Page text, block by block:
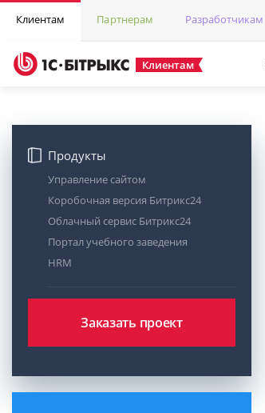
Клиентам Партнерам Разработчикам
Клиентам
Продукты
Управление сайтом
Коробочная версия Битрикс24
Облачный сервис Битрикс24
Портал учебного заведения
HRM
Заказать проект